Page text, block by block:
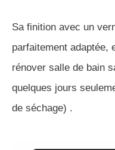
Sa finition avec un
parfaitement adaptée,
rénover salle de bain
quelques jours
de séchage) .